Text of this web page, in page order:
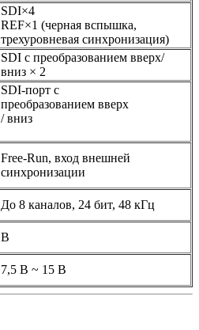
SDI×4
REF×1 (черная вспышка,
трехуровневая синхронизация)
SDI с преобразованием вверх/
вниз × 2
SDI-порт с
преобразованием вверх
/ вниз
Free-Run, вход внешней
синхронизации
До 8 каналов, 24 бит, 48 кГц
В
7,5 В ~ 15 В